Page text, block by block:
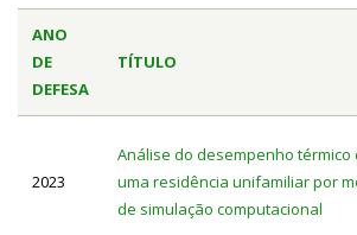
ANO
DE
DEFESA
TÍTULO
2023
Análise do desempenho térmico
uma residência unifamiliar por
de simulação computacional